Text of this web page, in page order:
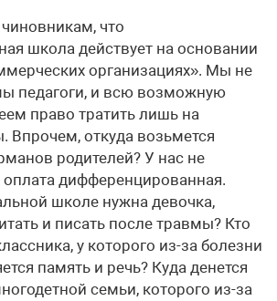
что
школа действует на основании
организациях». Мы не
педагоги, и всю возможную
право тратить лишь на
Впрочем, откуда возьмется
родителей? У нас не
дифференцированная.
школе нужна девочка,
и писать после травмы? Кто
у которого из-за болезни
память и речь? Куда денется
семьи, которого из-за